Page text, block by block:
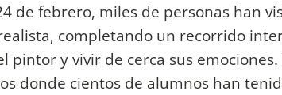
de febrero, miles de personas han
completando un recorrido
pintor y vivir de cerca sus
donde cientos de alumnos han